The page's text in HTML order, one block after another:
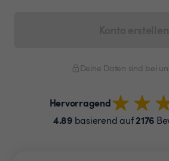
Deine Daten sind bei
Hervorragend
4.89basierend auf2176